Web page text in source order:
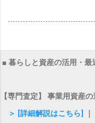
■ 暮らしと資産の活用・最
【専門査定】 事業用資産
＞ [詳細解説はこちら]